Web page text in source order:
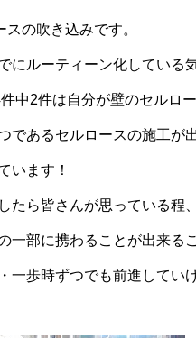
の吹き込みです。
にルーティーン化している
中2件は自分が壁のセルロ
であるセルロースの施工が
います！
たら皆さんが思っている
一部に携わることが出来る
一歩時ずつでも前進してい